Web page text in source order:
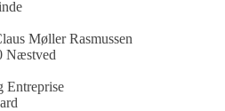
Møller Rasmussen
Næstved
Entreprise